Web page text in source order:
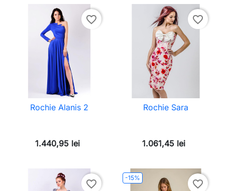
favorite_border
Rochie Alanis 2
1.440,95 lei
favorite_border
Rochie Sara
1.061,45 lei
favorite_border
-15%
favorite_border